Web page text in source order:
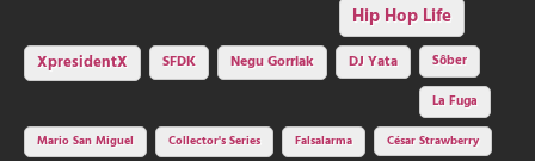
Hip Hop Life
XpresidentX SFDK Negu Gorriak DJ Yata
Sôber
La Fuga
Mario San Miguel
Collector's Series Falsalarma César Strawberry